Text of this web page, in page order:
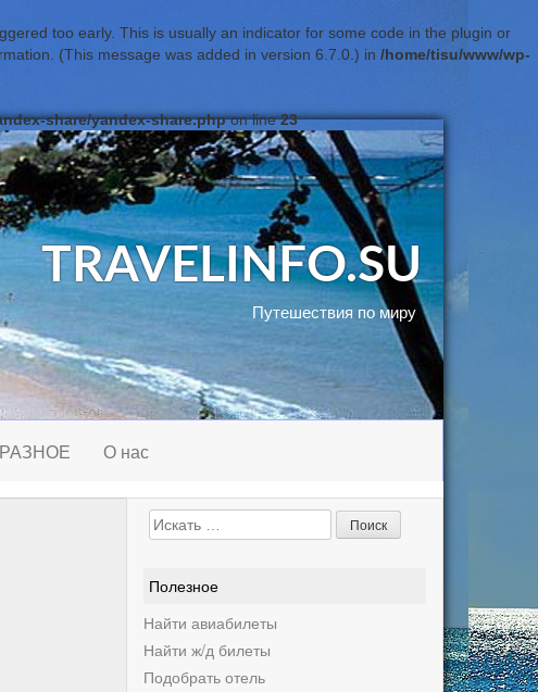
too early. This is usually an indicator for some code in the plugin or
(This message was added in version 6.7.0.) in /home/tisu/www/wp-
share/yandex-share.phpon line23
TRAVELINFO.SU
Путешествия по миру
РАЗНОЕ О нас
Поиск:
Полезное
Найти авиабилеты
Найти ж/д билеты
Подобрать отель